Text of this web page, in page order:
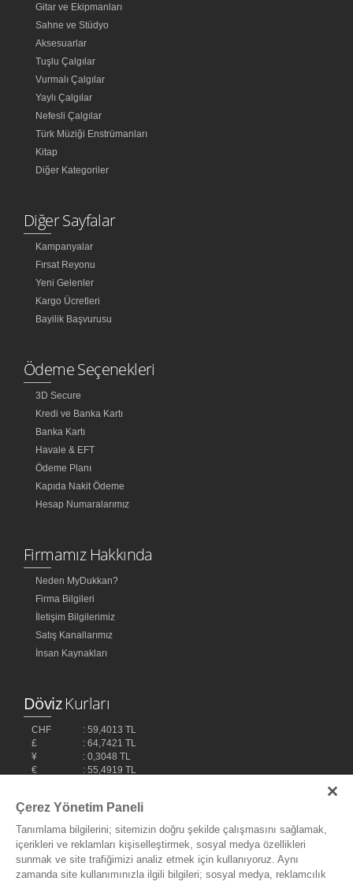
Gitar ve Ekipmanları
Sahne ve Stüdyo
Aksesuarlar
Tuşlu Çalgılar
Vurmalı Çalgılar
Yaylı Çalgılar
Nefesli Çalgılar
Türk Müziği Enstrümanları
Kitap
Diğer Kategoriler
Diğer Sayfalar
Kampanyalar
Fırsat Reyonu
Yeni Gelenler
Kargo Ücretleri
Bayilik Başvurusu
Ödeme Seçenekleri
3D Secure
Kredi ve Banka Kartı
Banka Kartı
Havale & EFT
Ödeme Planı
Kapıda Nakit Ödeme
Hesap Numaralarımız
Firmamız Hakkında
Neden MyDukkan?
Firma Bilgileri
İletişim Bilgilerimiz
Satış Kanallarımız
İnsan Kaynakları
DövizKurları
CHF
: 59,4013 TL
£
: 64,7421 TL
¥
: 0,3048 TL
€
: 55,4919 TL
Çerez Yönetim Paneli
Tanımlama bilgilerini; sitemizin doğru şekilde çalışmasını sağlamak,
içerikleri ve reklamları kişiselleştirmek, sosyal medya özellikleri
sunmak ve site trafiğimizi analiz etmek için kullanıyoruz. Aynı
zamanda site kullanımınızla ilgili bilgileri; sosyal medya, reklamcılık